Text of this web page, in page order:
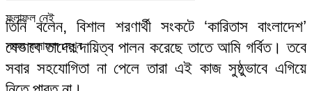
ফলাফল নেই
সকল ফলাফল দেখুন
তিনি বলেন, বিশাল শরণার্থী সংকটে ‘কারিতাস বাংলাদেশ’
যেভাবে তাদের দায়িত্ব পালন করেছে তাতে আমি গর্বিত। তবে
সবার সহযোগিতা না পেলে তারা এই কাজ সুষ্ঠুভাবে এগিয়ে